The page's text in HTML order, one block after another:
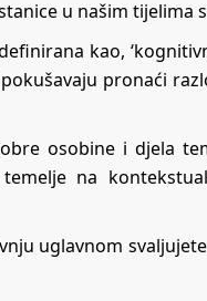
u našim tijelima
kao,
pronaći
osobine i djela
na
uglavnom